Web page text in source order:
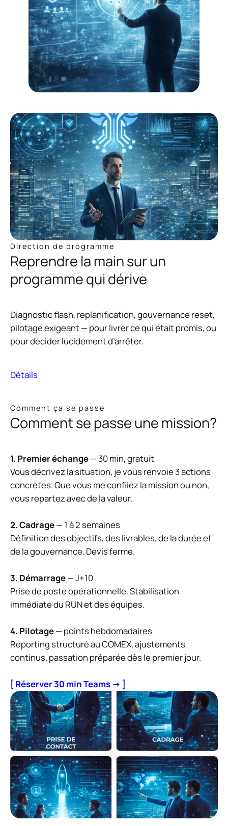
Direction de programme
Reprendre la main sur un
programme qui dérive
Diagnostic flash, replanification, gouvernance reset,
pilotage exigeant — pour livrer ce qui était promis, ou
pour décider lucidement d’arrêter.
Détails
Comment ça se passe
Comment se passe une mission?
1. Premier échange— 30 min, gratuit
Vous décrivez la situation, je vous renvoie 3 actions
concrètes. Que vous me confiiez la mission ou non,
vous repartez avec de la valeur.
2. Cadrage— 1 à 2 semaines
Définition des objectifs, des livrables, de la durée et
de la gouvernance. Devis ferme.
3. Démarrage— J+10
Prise de poste opérationnelle. Stabilisation
immédiate du RUN et des équipes.
4. Pilotage— points hebdomadaires
Reporting structuré au COMEX, ajustements
continus, passation préparée dès le premier jour.
[ Réserver 30 min Teams → ]